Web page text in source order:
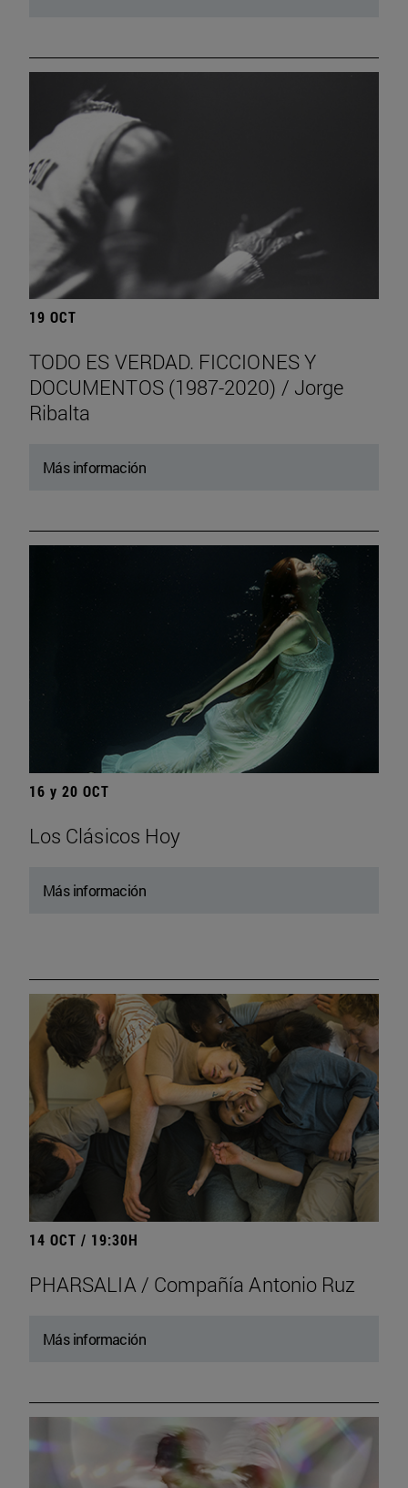
19 OCT
TODO ES VERDAD. FICCIONES Y
DOCUMENTOS (1987-2020) / Jorge
Ribalta
Más información
16 y 20 OCT
Los Clásicos Hoy
Más información
14 OCT / 19:30H
PHARSALIA / Compañía Antonio Ruz
Más información